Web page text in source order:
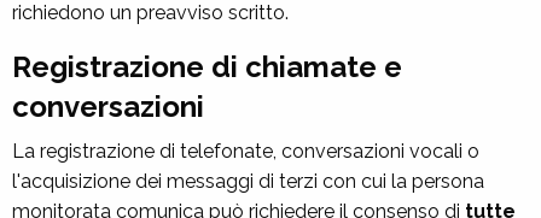
richiedono un preavviso scritto.
Registrazione di chiamate e
conversazioni
La registrazione di telefonate, conversazioni vocali o
l'acquisizione dei messaggi di terzi con cui la persona
monitorata comunica può richiedere il consenso di tutte